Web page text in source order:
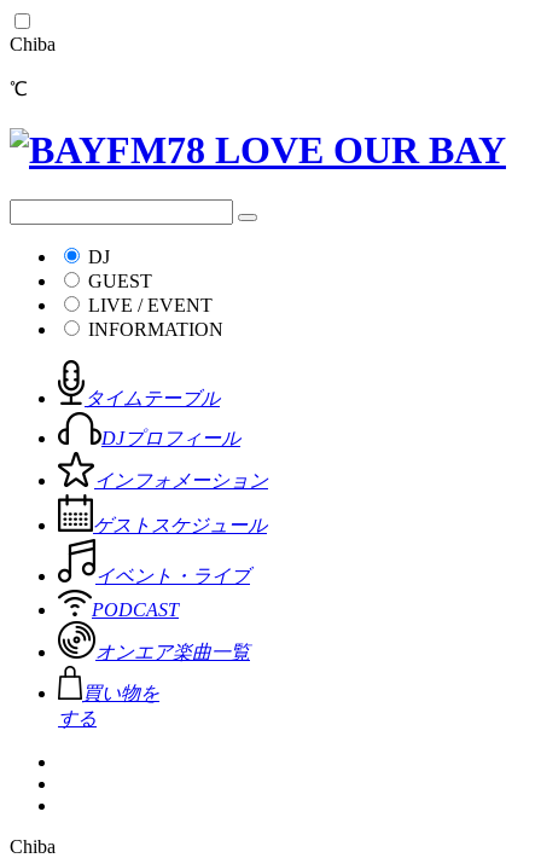
Chiba
℃
DJ
GUEST
LIVE / EVENT
INFORMATION
タイムテーブル
DJプロフィール
インフォメーション
ゲストスケジュール
イベント・ライブ
PODCAST
オンエア楽曲一覧
買い物を
する
Chiba